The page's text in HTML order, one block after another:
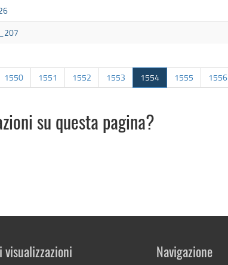
1550 1551 1552 1553 1554 1555 1556
su questa pagina?
visualizzazioni Navigazione